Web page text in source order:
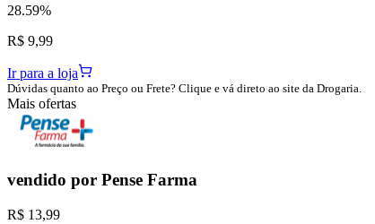
28.59%
R$ 9,99
Ir para a loja
Dúvidas quanto ao Preço ou Frete? Clique e vá direto ao site da Drogaria.
Mais ofertas
vendido por Pense Farma
R$ 13,99